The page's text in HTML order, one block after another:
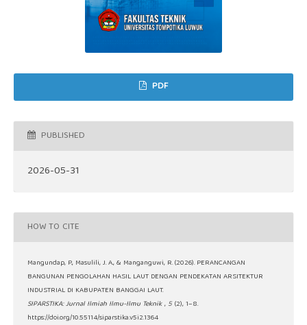
PDF
PUBLISHED
2026-05-31
HOW TO CITE
Mangundap, P., Masulili, J. A., & Manganguwi, R. (2026). PERANCANGAN
BANGUNAN PENGOLAHAN HASIL LAUT DENGAN PENDEKATAN ARSITEKTUR
INDUSTRIAL DI KABUPATEN BANGGAI LAUT.
SIPARSTIKA: Jurnal Ilmiah Ilmu-Ilmu Teknik , 5 (2), 1–8.
https://doi.org/10.55114/siparstika.v5i2.1364